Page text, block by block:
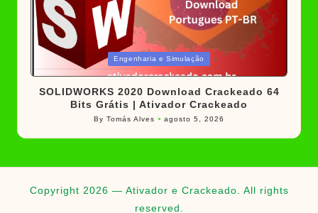
Posted
Engenharia e Simulação
SOLIDWORKS 2020 Download Crackeado 64
Bits Grátis | Ativador Crackeado
Posted
by
ByTomás Alves agosto 5, 2026
Copyright 2026 — Ativador e Crackeado. All rights
reserved.